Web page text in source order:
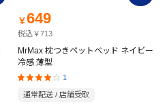
￥649
税込￥713
MrMax 枕つきペットベッド ネイビー
冷感 薄型
1
通常配送 / 店舗受取